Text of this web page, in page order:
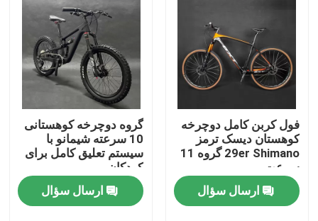
فول کربن کامل دوچرخه
کوهستان دیسک ترمز
29er Shimano گروه 11
سرعت
ارسال سؤال
گروه دوچرخه کوهستانی
10 سرعته شیمانو با
سیستم تعلیق کامل برای
کودکان
ارسال سؤال